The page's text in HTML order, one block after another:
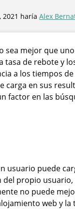
2021 haría Alex
sea mejor que
tasa de rebote y
a los tiempos
carga en sus
factor en las
usuario puede
del propio
no puede
web y